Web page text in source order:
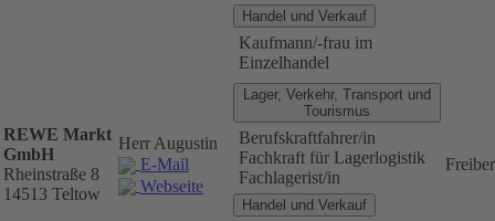
Handel und Verkauf
Kaufmann/-frau im
Einzelhandel
REWE Markt
GmbH
Rheinstraße 8
14513 Teltow
Herr Augustin
E-Mail
Webseite
Lager, Verkehr, Transport und
Tourismus
Berufskraftfahrer/in
Fachkraft für Lagerlogistik
Fachlagerist/in
Handel und Verkauf